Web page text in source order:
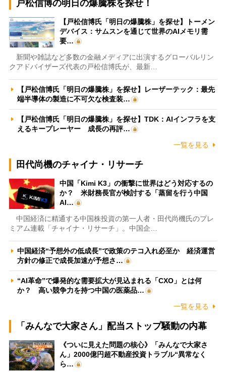
戸松信博の明日の爆騰株を探せ！
【戸松信博氏「明日の爆騰株」を探せ】トーメン
デバイス：サムスンを通じて世界のAIメモリ需
要…
新聞や雑誌など多数の金融メディアに出演するグローバルリン
クアドバイザーズ代表の戸松信博氏が、最新…
【戸松信博氏「明日の爆騰株」を探せ】レーザーテック：最先
端半導体の製造に不可欠な検査装…
【戸松信博氏「明日の爆騰株」を探せ】TDK：AIインフラを支
えるキープレーヤー 成長の再評…
一覧を見る
田代尚機のチャイナ・リサーチ
中国「Kimi K3」の衝撃に世界はどう対応するの
か？ 米財務長官が検討する「蒸留を行う中国
AI…
中国経済に精通する中国株投資の第一人者・田代尚機氏のプレ
ミアム連載「チャイナ・リサーチ」。中国企…
中国経済“予想外の低成長”で政策のテコ入れ必至か 経済運営
方針の修正で成長加速が予想さ…
“AI革命”で爆発的な需要拡大が見込まれる「CXO」とは何
か？ 高い競争力を持つ中国の医薬品…
一覧を見る
「みんなで大家さん」配当ストップ騒動の内幕
《ついに見えた問題の核心》「みんなで大家さ
ん」2000億円超不動産投資トラブル“異常なく
ら…